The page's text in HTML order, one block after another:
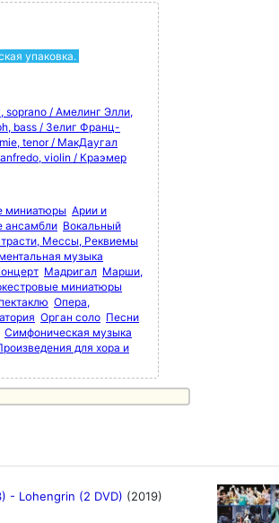
упаковка.
soprano / Амелинг Элли,
bass / Зелиг Франц-
tenor / МакДаугал
violin / Краэмер
миниатюры Арии и
ансамбли Вокальный
Мессы, Реквиемы
музыка
Мадригал Марши,
миниатюры
Опера,
Орган соло Песни
Симфоническая музыка
для хора и
- Lohengrin (2 DVD) (2019)